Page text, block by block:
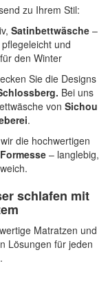
zu Ihrem Stil:
Satinbettwäsche–
und
den Winter
Sie die Designs
Bei uns
von Sichou
.
die hochwertigen
Formesse – langlebig,
schlafen mit
Matratzen und
Lösungen für jeden